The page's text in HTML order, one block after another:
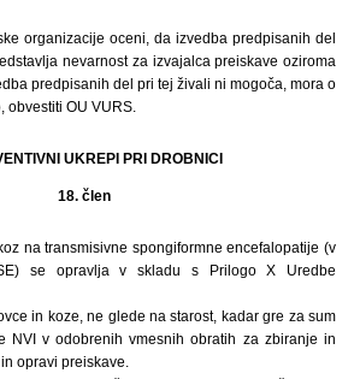
organizacije oceni, da izvedba predpisanih del
nevarnost za izvajalca preiskave oziroma
predpisanih del pri tej živali ni mogoča, mora o
obvestiti OU VURS.
UKREPI PRI DROBNICI
18. člen
na transmisivne spongiformne encefalopatije (v
se opravlja v skladu s Prilogo X Uredbe
in koze, ne glede na starost, kadar gre za sum
NVI v odobrenih vmesnih obratih za zbiranje in
opravi preiskave.